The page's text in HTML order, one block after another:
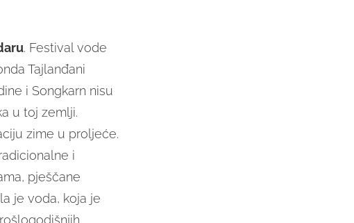
. Festival vode
Tajlanđani
i Songkarn nisu
u toj zemlji.
zime u proljeće.
i
pješčane
je voda, koja je